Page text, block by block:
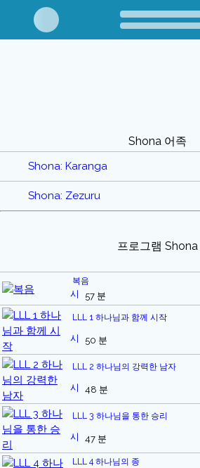
Shona 어족
Shona: Karanga
Shona: Zezuru
프로그램 Shona
복음
57 분
LLL 1 하나님과 함께 시작
50 분
LLL 2 하나님의 강력한 남자
48 분
LLL 3 하나님을 통한 승리
47 분
LLL 4 하나님의 종